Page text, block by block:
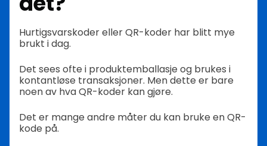
Hurtigsvarskoder eller QR-koder har blitt mye
brukt i dag.
Det sees ofte i produktemballasje og brukes i
kontantløse transaksjoner. Men dette er bare
noen av hva QR-koder kan gjøre.
Det er mange andre måter du kan bruke en QR-
kode på.